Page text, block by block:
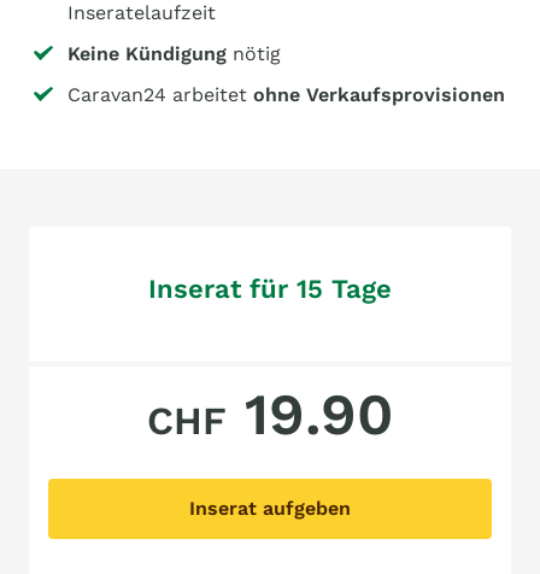
Inseratelaufzeit
Keine Kündigung nötig
Caravan24 arbeitet ohne Verkaufsprovisionen
Inserat für 15 Tage
CHF 19.90
Inserat aufgeben